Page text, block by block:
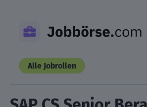
content
Alle Jobrollen